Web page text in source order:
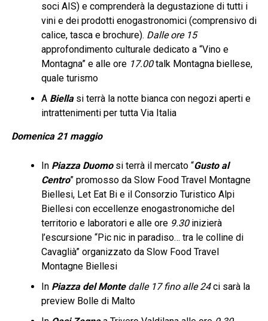
soci AIS) e comprenderà la degustazione di tutti i
vini e dei prodotti enogastronomici (comprensivo di
calice, tasca e brochure). Dalle ore 15
approfondimento culturale dedicato a “Vino e
Montagna” e alle ore 17.00talk Montagna biellese,
quale turismo
A Biellasi terrà la notte bianca con negozi aperti e
intrattenimenti per tutta Via Italia
Domenica 21 maggio
In Piazza Duomosi terrà il mercato “Gusto al
Centro” promosso da Slow Food Travel Montagne
Biellesi, Let Eat Bi e il Consorzio Turistico Alpi
Biellesi con eccellenze enogastronomiche del
territorio e laboratori e alle ore 9.30inizierà
l’escursione “Pic nic in paradiso… tra le colline di
Cavaglià” organizzato da Slow Food Travel
Montagne Biellesi
In Piazza del Monte dalle 17 fino alle 24ci sarà la
preview Bolle di Malto